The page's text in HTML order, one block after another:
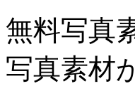
無料写真
写真素材